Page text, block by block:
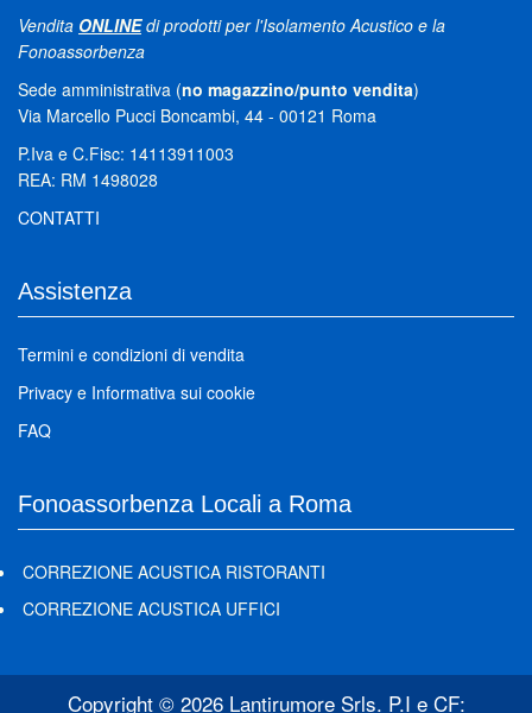
Vendita ONLINEdi prodotti per l'Isolamento Acustico e la
Fonoassorbenza
Sede amministrativa (no magazzino/punto vendita)
Via Marcello Pucci Boncambi, 44 - 00121 Roma
P.Iva e C.Fisc: 14113911003
REA: RM 1498028
CONTATTI
Assistenza
Termini e condizioni di vendita
Privacy e Informativa sui cookie
FAQ
Fonoassorbenza Locali a Roma
CORREZIONE ACUSTICA RISTORANTI
CORREZIONE ACUSTICA UFFICI
Copyright © 2026 Lantirumore Srls. P.I e CF: